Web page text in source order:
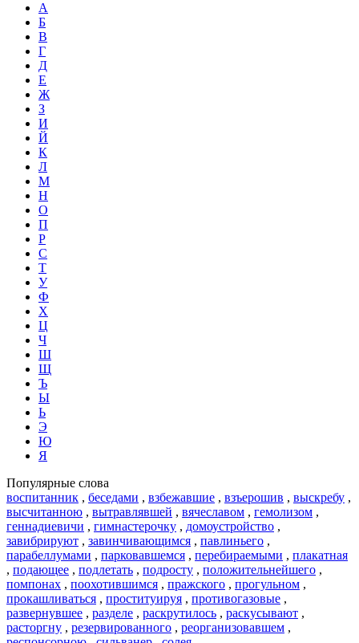
А
Б
В
Г
Д
Е
Ж
З
И
Й
К
Л
М
Н
О
П
Р
С
Т
У
Ф
Х
Ц
Ч
Ш
Щ
Ъ
Ы
Ь
Э
Ю
Я
Популярные слова
воспитанник , беседами , взбежавшие , взъерошив , выскребу ,
высчитанною , вытравлявшей , вячеславом , гемолизом ,
геннадиевичи , гимнастерочку , домоустройство ,
завибрируют , завинчивающимся , павлиньего ,
парабеллумами , парковавшемся , перебираемыми , плакатная
, подающее , подлетать , подросту , положительнейшего ,
помпонах , поохотившимся , пражского , прогульном ,
прокашливаться , проституируя , противогазовые ,
развернувшее , разделе , раскрутилось , раскусывают ,
расторгну , резервированного , реорганизовавшем ,